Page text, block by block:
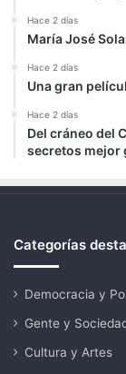
Hace 2 días
María José
Hace 2 días
Una gran
Hace 2 días
Del cráneo del
secretos mejor
Categorías
Democracia y
Gente y
Cultura y Artes